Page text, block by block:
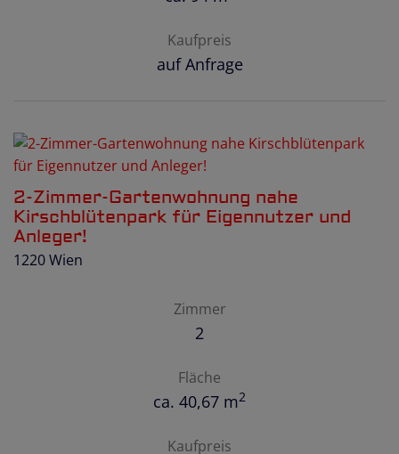
Kaufpreis
auf Anfrage
2-Zimmer-Gartenwohnung nahe
Kirschblütenpark für Eigennutzer und
Anleger!
1220 Wien
Zimmer
2
Fläche
ca. 40,67 m2
Kaufpreis